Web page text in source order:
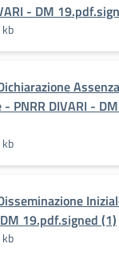
- DM
PNRR DIVARI -
19.pdf.signed (1)